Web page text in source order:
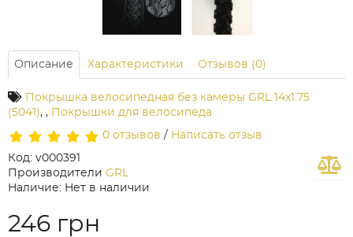
Описание Характеристики Отзывов (0)
Покрышка велосипедная без камеры GRL 14x1.75
(5041), , Покрышки для велосипеда
0 отзывов / Написать отзыв
Код: v000391
Производители GRL
Наличие: Нет в наличии
246 грн